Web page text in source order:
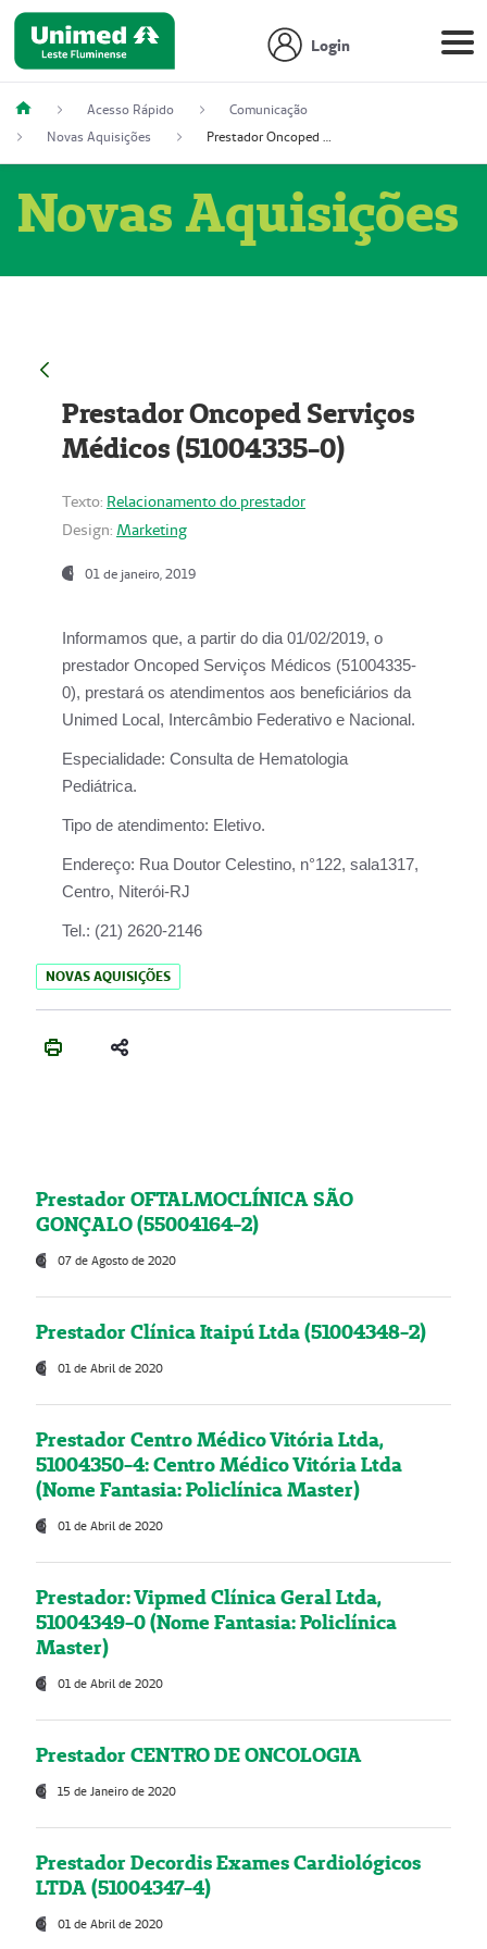
Login
Acesso Rápido
Comunicação
Novas Aquisições
Prestador Oncoped Serviços Médicos (51004335-0)
Novas Aquisições
Prestador Oncoped Serviços
Médicos (51004335-0)
Texto: Relacionamento do prestador
Design: Marketing
01 de janeiro, 2019
Informamos que, a partir do dia 01/02/2019, o
prestador Oncoped Serviços Médicos (51004335-
0), prestará os atendimentos aos beneficiários da
Unimed Local, Intercâmbio Federativo e Nacional.
Especialidade: Consulta de Hematologia
Pediátrica.
Tipo de atendimento: Eletivo.
Endereço: Rua Doutor Celestino, n°122, sala1317,
Centro, Niterói-RJ
Tel.: (21) 2620-2146
NOVAS AQUISIÇÕES
Prestador OFTALMOCLÍNICA SÃO
GONÇALO (55004164-2)
07 de Agosto de 2020
Prestador Clínica Itaipú Ltda (51004348-2)
01 de Abril de 2020
Prestador Centro Médico Vitória Ltda,
51004350-4: Centro Médico Vitória Ltda
(Nome Fantasia: Policlínica Master)
01 de Abril de 2020
Prestador: Vipmed Clínica Geral Ltda,
51004349-0 (Nome Fantasia: Policlínica
Master)
01 de Abril de 2020
Prestador CENTRO DE ONCOLOGIA
15 de Janeiro de 2020
Prestador Decordis Exames Cardiológicos
LTDA (51004347-4)
01 de Abril de 2020